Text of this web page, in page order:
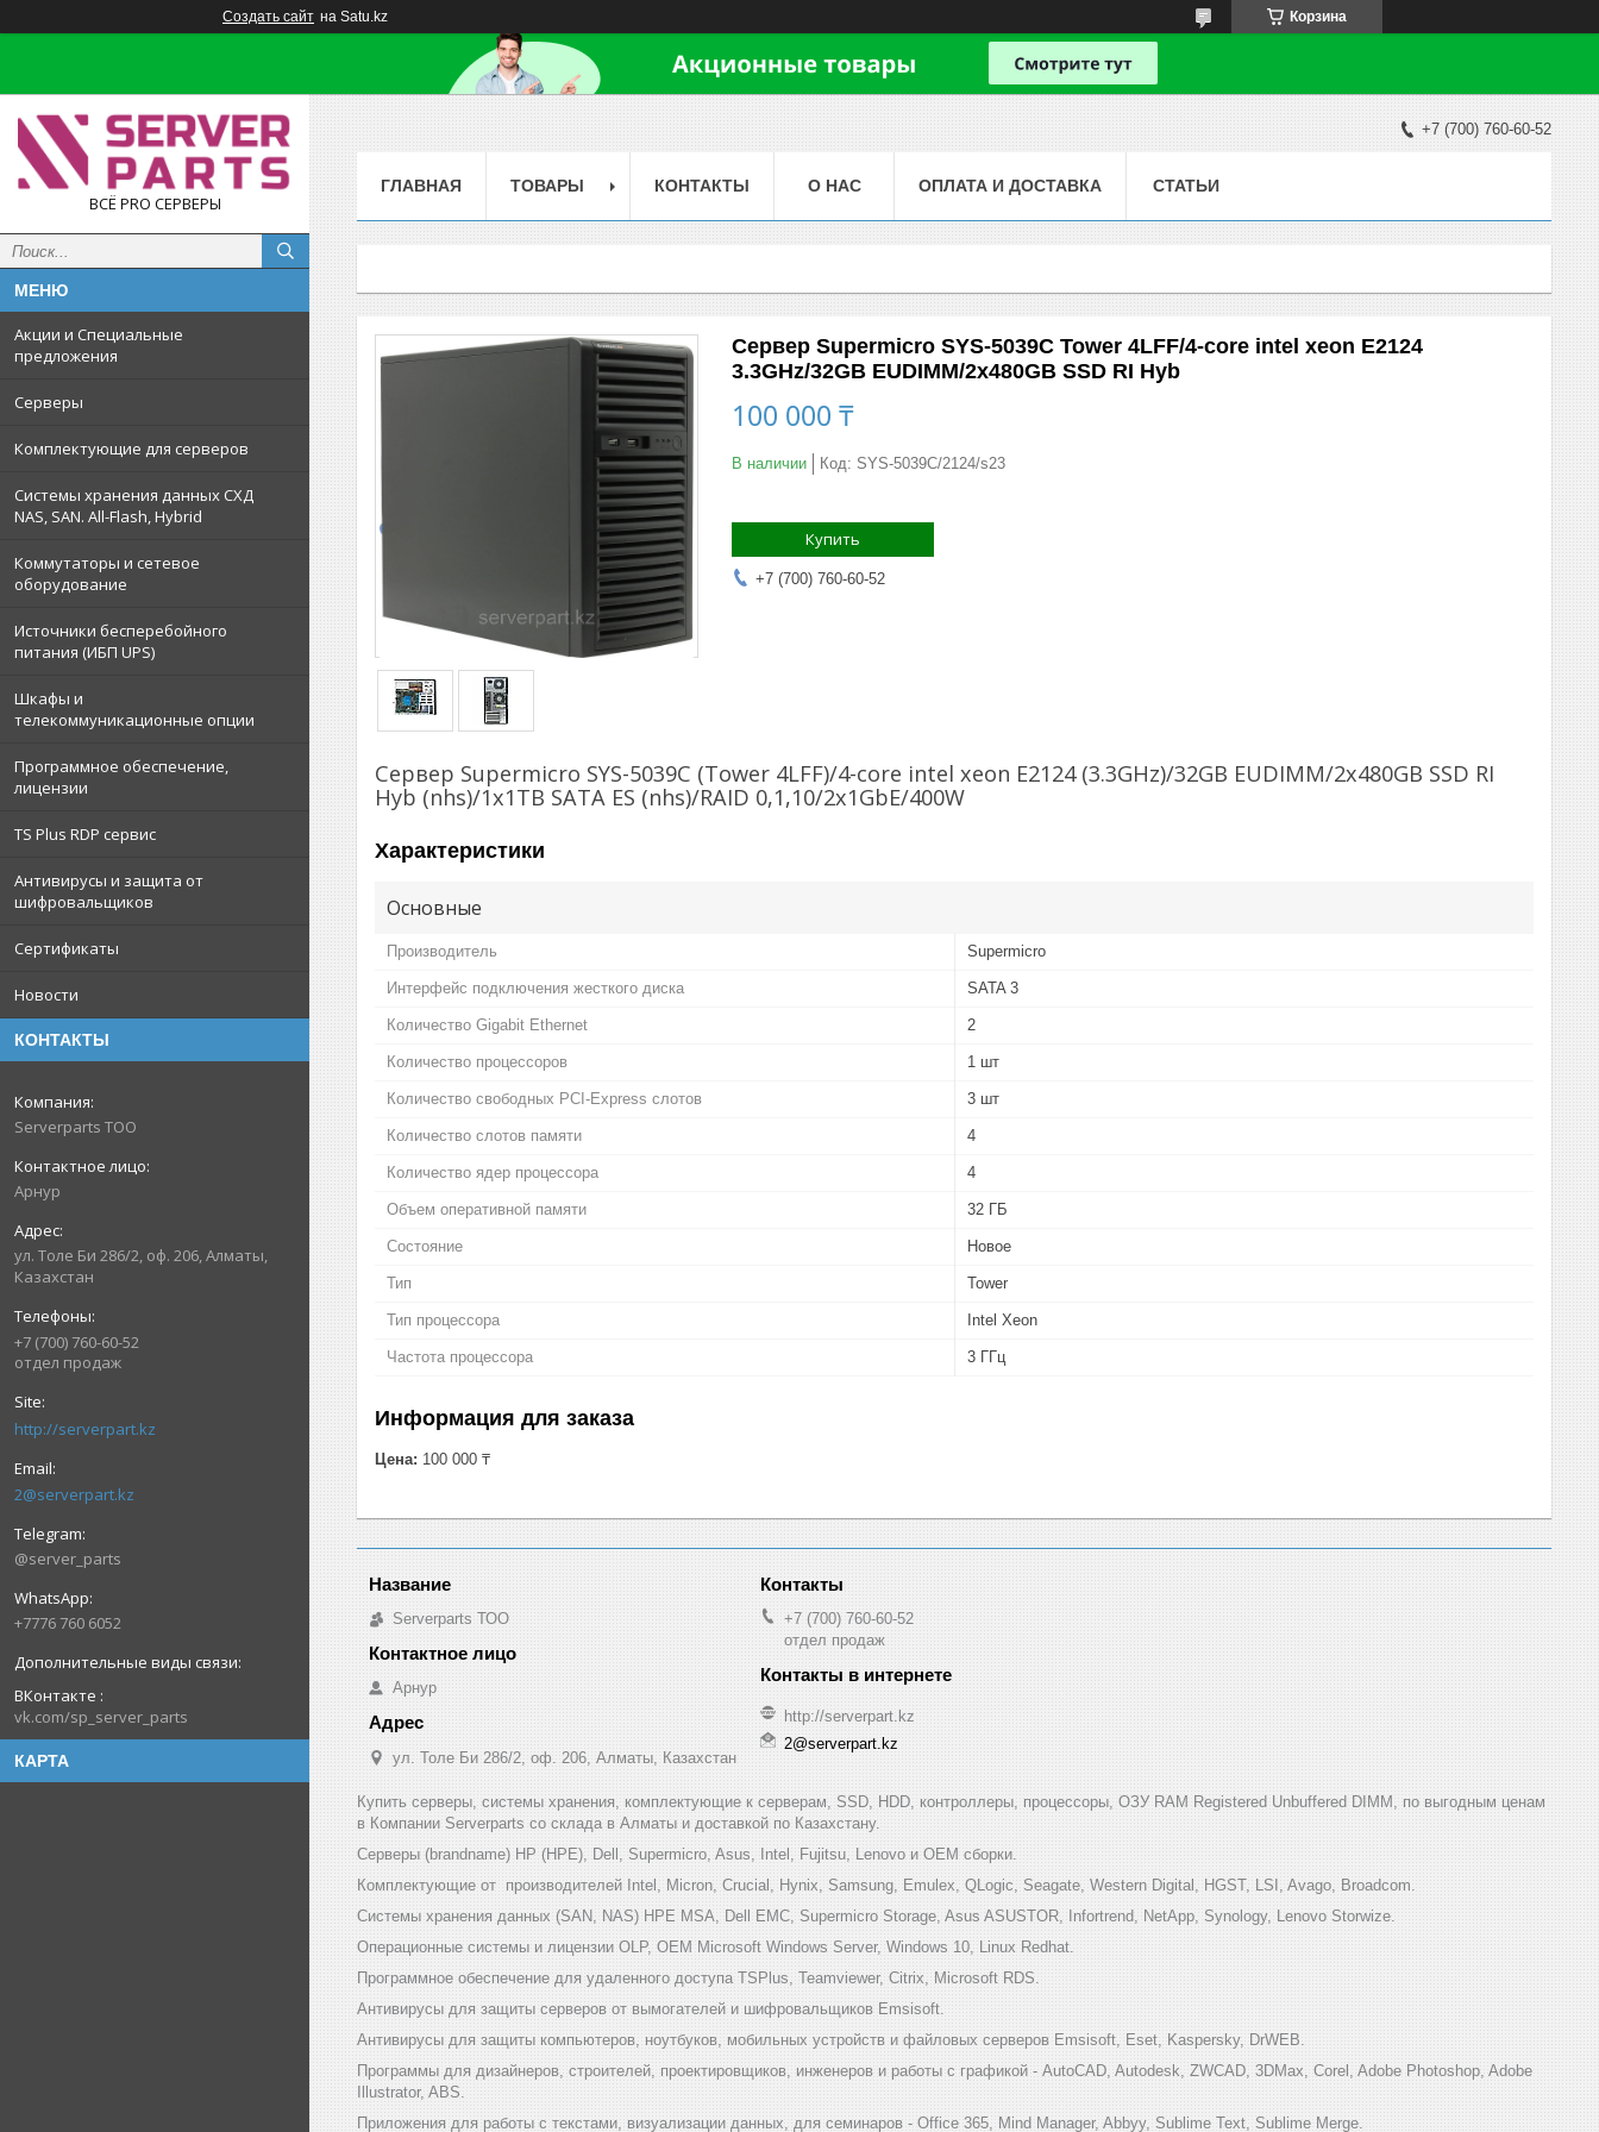
Создать сайт на Satu.kz Корзина
ВСЁ PRO СЕРВЕРЫ
Акции и Специальные
предложения
Серверы
Комплектующие для серверов
Системы хранения данных СХД
NAS, SAN. All-Flash, Hybrid
Коммутаторы и сетевое
оборудование
Источники бесперебойного
питания (ИБП UPS)
Шкафы и
телекоммуникационные опции
Программное обеспечение,
лицензии
TS Plus RDP сервис
Антивирусы и защита от
шифровальщиков
Сертификаты
Новости
КОНТАКТЫ
Serverparts ТОО
Арнур
ул. Толе Би 286/2, оф. 206, Алматы,
Казахстан
+7 (700) 760-60-52
отдел продаж
http://serverpart.kz
2@serverpart.kz
@server_parts
+7776 760 6052
ВКонтакте
vk.com/sp_server_parts
КАРТА
+7 (700) 760-60-52
ГЛАВНАЯ ТОВАРЫ КОНТАКТЫ О НАС ОПЛАТА И ДОСТАВКА СТАТЬИ
Сервер Supermicro SYS-5039C Tower 4LFF/4-core intel xeon E2124
3.3GHz/32GB EUDIMM/2x480GB SSD RI Hyb
100 000 ₸
В наличии Код: SYS-5039C/2124/s23
Купить
+7 (700) 760-60-52
Сервер Supermicro SYS-5039C (Tower 4LFF)/4-core intel xeon E2124 (3.3GHz)/32GB EUDIMM/2x480GB SSD RI
Hyb (nhs)/1x1TB SATA ES (nhs)/RAID 0,1,10/2x1GbE/400W
Характеристики
Основные
Производитель Supermicro
Интерфейс подключения жесткого диска SATA 3
Количество Gigabit Ethernet 2
Количество процессоров 1 шт
Количество свободных PCI-Express слотов 3 шт
Количество слотов памяти 4
Количество ядер процессора 4
Объем оперативной памяти 32 ГБ
Состояние Новое
Тип Tower
Тип процессора Intel Xeon
Частота процессора 3 ГГц
Информация для заказа
Цена: 100 000 ₸
Serverparts ТОО
Арнур
ул. Толе Би 286/2, оф. 206, Алматы, Казахстан
+7 (700) 760-60-52
отдел продаж
http://serverpart.kz
2@serverpart.kz
Купить серверы, системы хранения, комплектующие к серверам, SSD, HDD, контроллеры, процессоры, ОЗУ RAM Registered Unbuffered DIMM, по выгодным ценам
в Компании Serverparts со склада в Алматы и доставкой по Казахстану.
Серверы (brandname) HP (HPE), Dell, Supermicro, Asus, Intel, Fujitsu, Lenovo и ОЕМ сборки.
Комплектующие от производителей Intel, Micron, Crucial, Hynix, Samsung, Emulex, QLogic, Seagate, Western Digital, HGST, LSI, Avago, Broadcom.
Системы хранения данных (SAN, NAS) HPE MSA, Dell EMC, Supermicro Storage, Asus ASUSTOR, Infortrend, NetApp, Synology, Lenovo Storwize.
Операционные системы и лицензии OLP, OEM Microsoft Windows Server, Windows 10, Linux Redhat.
Программное обеспечение для удаленного доступа TSPlus, Teamviewer, Citrix, Microsoft RDS.
Антивирусы для защиты серверов от вымогателей и шифровальщиков Emsisoft.
Антивирусы для защиты компьютеров, ноутбуков, мобильных устройств и файловых серверов Emsisoft, Eset, Kaspersky, DrWEB.
Программы для дизайнеров, строителей, проектировщиков, инженеров и работы с графикой - AutoCAD, Autodesk, ZWCAD, 3DMax, Corel, Adobe Photoshop, Adobe
Illustrator, ABS.
Приложения для работы с текстами, визуализации данных, для семинаров - Office 365, Mind Manager, Abbyy, Sublime Text, Sublime Merge.